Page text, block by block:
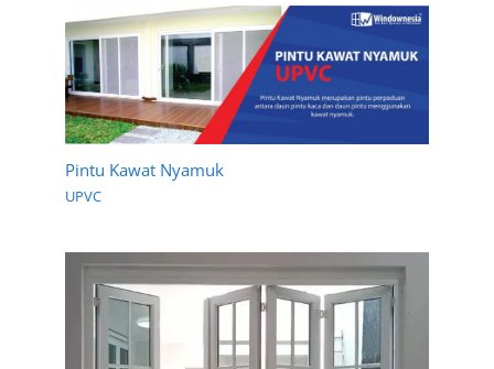
Pintu Kawat Nyamuk
UPVC